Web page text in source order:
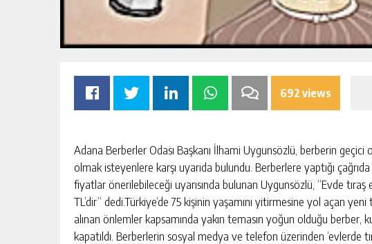
692 views
Adana Berberler Odası Başkanı İlhami Uygunsözlü, berberin geçici
olmak isteyenlere karşı uyarıda bulundu. Berberlere yaptığı
fiyatlar önerilebileceği uyarısında bulunan Uygunsözlü, “Evde tıraş
TL’dir” dedi.Türkiye’de 75 kişinin yaşamını yitirmesine yol açan
alınan önlemler kapsamında yakın temasın yoğun olduğu berber,
kapatıldı. Berberlerin sosyal medya ve telefon üzerinden ‘evlerde
IÇME SUYU HATTI
GÜNLÜK HABER AKIŞI
MHP ADANA’DA 15 İLÇE
TAMAMLADI